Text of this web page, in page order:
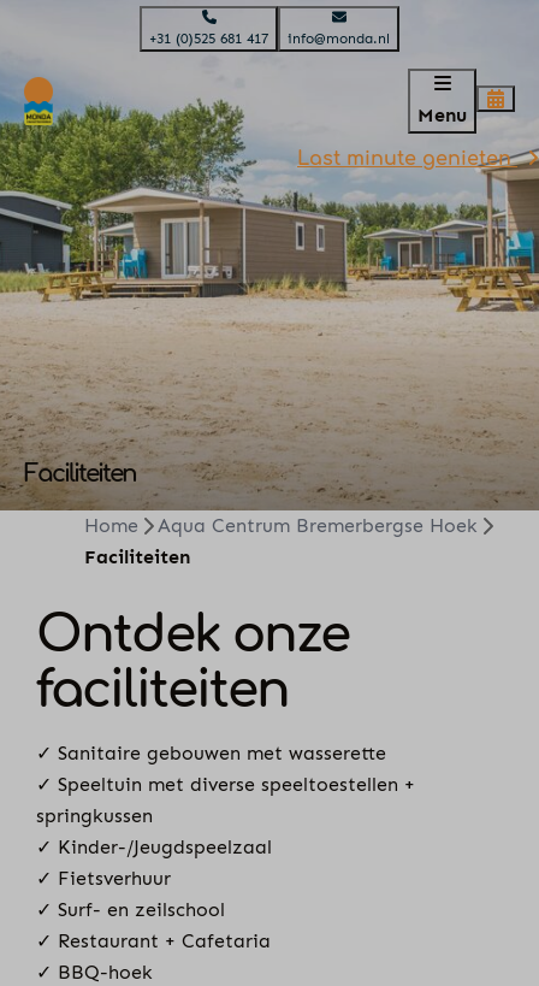
+31 (0)525 681 417 info@monda.nl
Menu
Faciliteiten
Last minute genieten
Home
Aqua Centrum Bremerbergse Hoek
Faciliteiten
Ontdek onze
faciliteiten
✓ Sanitaire gebouwen met wasserette
✓ Speeltuin met diverse speeltoestellen +
springkussen
✓ Kinder-/Jeugdspeelzaal
✓ Fietsverhuur
✓ Surf- en zeilschool
✓ Restaurant + Cafetaria
✓ BBQ-hoek